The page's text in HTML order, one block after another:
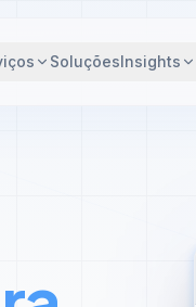
SoluçõesInsights